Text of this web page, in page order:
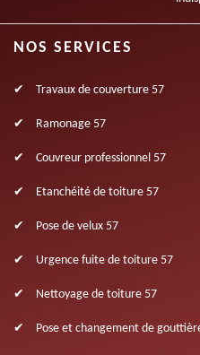
NOS SERVICES
Travaux de couverture 57
Ramonage 57
Couvreur professionnel 57
Etanchéité de toiture 57
Pose de velux 57
Urgence fuite de toiture 57
Nettoyage de toiture 57
Pose et changement de